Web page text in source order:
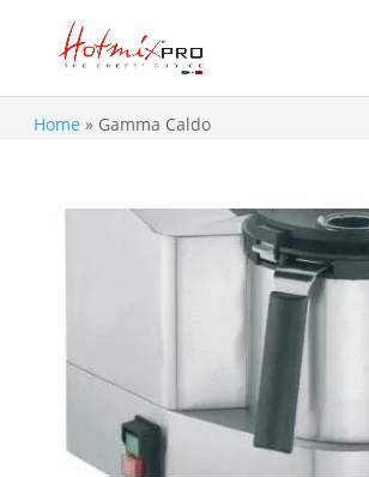
Home » Gamma Caldo